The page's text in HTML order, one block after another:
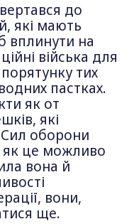
до
які мають
вплинути на
війська для
тих
пастках.
як от
які
оборони
як це можливо
вона й
вони,
ще.